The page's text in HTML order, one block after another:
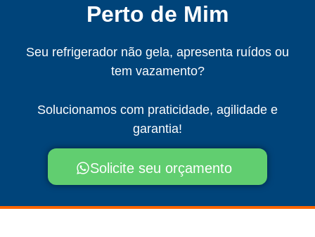
Perto de Mim
Seu refrigerador não gela, apresenta ruídos ou
tem vazamento?
Solucionamos com praticidade, agilidade e
garantia!
Solicite seu orçamento